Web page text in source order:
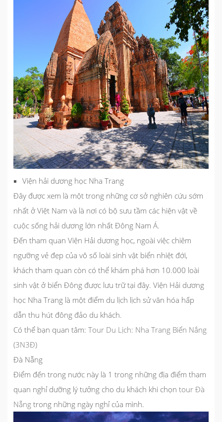
Viện hải dương học Nha Trang
Đây được xem là một trong những cơ sở nghiên cứu sớm
nhất ở Việt Nam và là nơi có bộ sưu tầm các hiện vật về
cuộc sống hải dương lớn nhất Đông Nam Á.
Đến tham quan Viện Hải dương học, ngoài việc chiêm
ngưỡng vẻ đẹp của vô số loài sinh vật biển nhiệt đới,
khách tham quan còn có thể khám phá hơn 10.000 loài
sinh vật ở biển Đông được lưu trữ tại đây. Viện Hải dương
học Nha Trang là một điểm du lịch lịch sử văn hóa hấp
dẫn thu hút đông đảo du khách.
Có thể bạn quan tâm: Tour Du Lịch: Nha Trang Biển Nắng
(3N3Đ)
Đà Nẵng
Điểm đến trong nước này là 1 trong những địa điểm tham
quan nghỉ dưỡng lý tưởng cho du khách khi chọn tour Đà
Nẵng trong những ngày nghỉ của mình.